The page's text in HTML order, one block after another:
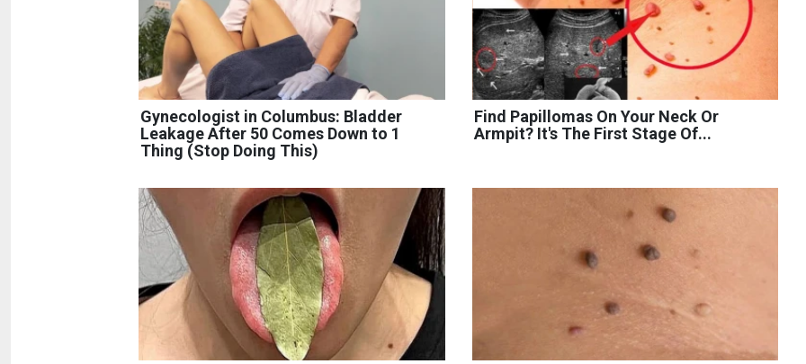
Gynecologist in Columbus: Bladder
Leakage After 50 Comes Down to 1
Thing (Stop Doing This)
Find Papillomas On Your Neck Or
Armpit? It's The First Stage Of...